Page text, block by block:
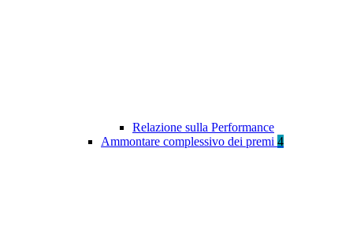
Relazione sulla Performance
Ammontare complessivo dei premi 4